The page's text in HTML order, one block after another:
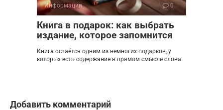
Информация 0
Книга в подарок: как выбрать
издание, которое запомнится
Книга остаётся одним из немногих подарков, у
которых есть содержание в прямом смысле слова.
Добавить комментарий